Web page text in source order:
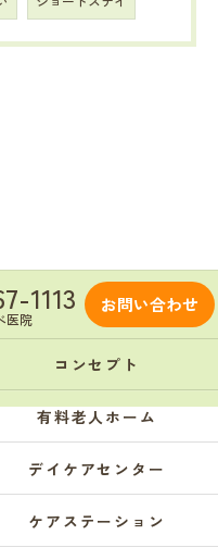
1113
医院
お問い合わせ
コンセプト
有料老人ホーム
デイケアセンター
ケアステーション